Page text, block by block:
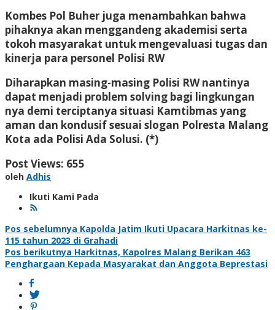
Kombes Pol Buher juga menambahkan bahwa
pihaknya akan menggandeng akademisi serta
tokoh masyarakat untuk mengevaluasi tugas dan
kinerja para personel Polisi RW
Diharapkan masing-masing Polisi RW nantinya
dapat menjadi problem solving bagi lingkungan
nya demi terciptanya situasi Kamtibmas yang
aman dan kondusif sesuai slogan Polresta Malang
Kota ada Polisi Ada Solusi. (*)
Post Views: 655
oleh Adhis
Ikuti Kami Pada
Navigasi
pos
Pos sebelumnya Kapolda Jatim Ikuti Upacara Harkitnas ke-
115 tahun 2023 di Grahadi
Pos berikutnya Harkitnas, Kapolres Malang Berikan 463
Penghargaan Kepada Masyarakat dan Anggota Beprestasi